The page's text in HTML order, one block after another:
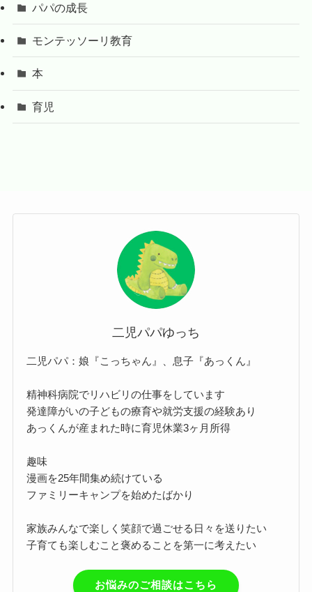
パパの成長
モンテッソーリ教育
本
育児
二児パパゆっち
二児パパ：娘『こっちゃん』、息子『あっくん』
精神科病院でリハビリの仕事をしています
発達障がいの子どもの療育や就労支援の経験あり
あっくんが産まれた時に育児休業3ヶ月所得
趣味
漫画を25年間集め続けている
ファミリーキャンプを始めたばかり
家族みんなで楽しく笑顔で過ごせる日々を送りたい
子育ても楽しむこと褒めることを第一に考えたい
お悩みのご相談はこちら